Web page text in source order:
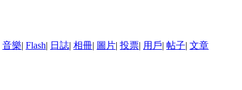
音樂| Flash| 日誌| 相冊| 圖片| 投票| 用戶| 帖子| 文章